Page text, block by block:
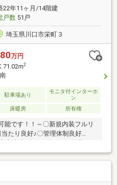
・川口市立元郷南小学校 徒歩3
22年11ヶ月/14階建
戸数51戸
埼玉県川口市栄町３
万円
71.02m2
駐車場あり
モニタ付インターホ
ン
床暖房 所有権
能です！！～〇新規内装フルリ
たり良好♪〇管理体制良好
県・千葉県で販売実績多数～経
と提携業者（FPなど）がサポー
ローンご相談ください♪ 低金
融機関ご紹介いたします！ 諸